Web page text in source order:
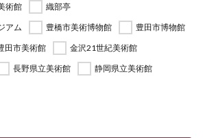
術館
織部亭
アム
豊橋市美術博物館
豊田市博物館
田市美術館
金沢21世紀美術館
長野県立美術館 静岡県立美術館